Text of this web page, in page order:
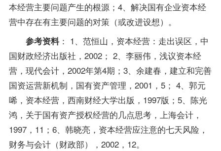
本经营主要问题产生的根源；4、解决国有企业资本经
营中存在有主要问题的对策（或改进设想）。
参考资料： 1、范恒山，资本经营：走出误区，中
国财政经济出版社，2002； 2、李丽伟，浅议资本经
营，现代会计，2002年第4期；3、余建春，建立和完善
国资运营新机制，国有资产管理，2001，5； 4、郭元
唏，资本经营，西南财经大学出版，1997版；5、陈光
鸿，关于国有资产授权经营的几点思考，上海会计，
1997，11；6、韩晓亮，资本经营应注意的七天风险，
财务与会计（财政部），2002，12。